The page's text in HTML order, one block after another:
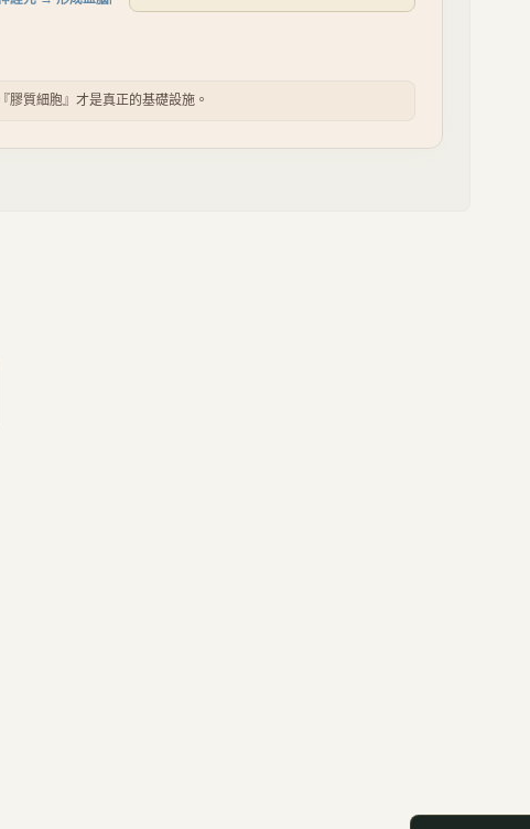
質細胞』才是真正的基礎設施。